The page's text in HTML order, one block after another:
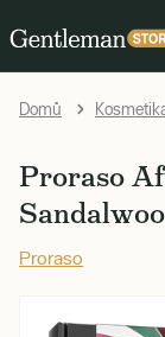
Domů
Proraso
Proraso